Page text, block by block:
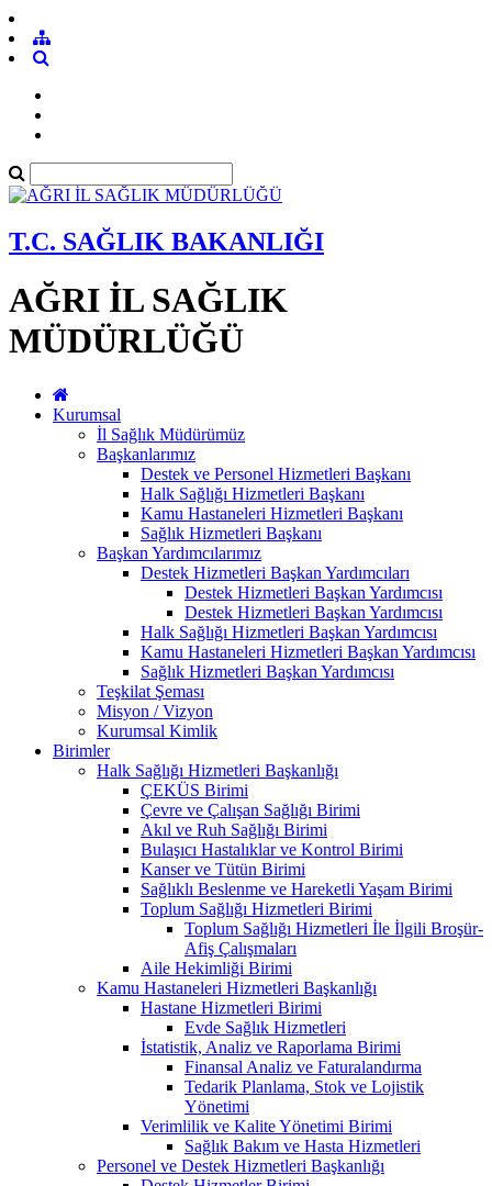
T.C. SAĞLIK BAKANLIĞI
AĞRI İL SAĞLIK
MÜDÜRLÜĞÜ
Kurumsal
İl Sağlık Müdürümüz
Başkanlarımız
Destek ve Personel Hizmetleri Başkanı
Halk Sağlığı Hizmetleri Başkanı
Kamu Hastaneleri Hizmetleri Başkanı
Sağlık Hizmetleri Başkanı
Başkan Yardımcılarımız
Destek Hizmetleri Başkan Yardımcıları
Destek Hizmetleri Başkan Yardımcısı
Destek Hizmetleri Başkan Yardımcısı
Halk Sağlığı Hizmetleri Başkan Yardımcısı
Kamu Hastaneleri Hizmetleri Başkan Yardımcısı
Sağlık Hizmetleri Başkan Yardımcısı
Teşkilat Şeması
Misyon / Vizyon
Kurumsal Kimlik
Birimler
Halk Sağlığı Hizmetleri Başkanlığı
ÇEKÜS Birimi
Çevre ve Çalışan Sağlığı Birimi
Akıl ve Ruh Sağlığı Birimi
Bulaşıcı Hastalıklar ve Kontrol Birimi
Kanser ve Tütün Birimi
Sağlıklı Beslenme ve Hareketli Yaşam Birimi
Toplum Sağlığı Hizmetleri Birimi
Toplum Sağlığı Hizmetleri İle İlgili Broşür-
Afiş Çalışmaları
Aile Hekimliği Birimi
Kamu Hastaneleri Hizmetleri Başkanlığı
Hastane Hizmetleri Birimi
Evde Sağlık Hizmetleri
İstatistik, Analiz ve Raporlama Birimi
Finansal Analiz ve Faturalandırma
Tedarik Planlama, Stok ve Lojistik
Yönetimi
Verimlilik ve Kalite Yönetimi Birimi
Sağlık Bakım ve Hasta Hizmetleri
Personel ve Destek Hizmetleri Başkanlığı